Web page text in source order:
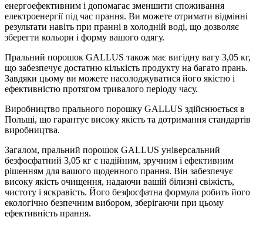
енергоефективним і допомагає зменшити споживання
електроенергії під час прання. Ви можете отримати відмінні
результати навіть при пранні в холодній воді, що дозволяє
зберегти кольори і форму вашого одягу.
Пральний порошок GALLUS також має вигідну вагу 3,05 кг,
що забезпечує достатню кількість продукту на багато прань.
Завдяки цьому ви можете насолоджуватися його якістю і
ефективністю протягом тривалого періоду часу.
Виробництво прального порошку GALLUS здійснюється в
Польщі, що гарантує високу якість та дотримання стандартів
виробництва.
Загалом, пральний порошок GALLUS універсальний
безфосфатний 3,05 кг є надійним, зручним і ефективним
рішенням для вашого щоденного прання. Він забезпечує
високу якість очищення, надаючи вашій білизні свіжість,
чистоту і яскравість. Його безфосфатна формула робить його
екологічно безпечним вибором, зберігаючи при цьому
ефективність прання.